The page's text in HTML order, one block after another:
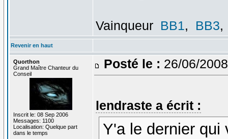
Vainqueur BB1, BB3,
Revenir en haut
Quorthon
Grand Maître Chanteur du
Conseil
Inscrit le: 08 Sep 2006
Messages: 1100
Localisation: Quelque part
dans le temps
Posté le : 26/06/
lendraste a écrit :
Y'a le dernier qui